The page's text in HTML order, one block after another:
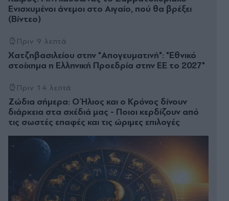
Ενισχυμένοι άνεμοι στο Αιγαίο, πού θα βρέξει
(Βίντεο)
Πριν 9 λεπτά
Χατζηβασιλείου στην "Απογευματινή": "Εθνικό
στοίχηµα η Ελληνική Προεδρία στην ΕΕ το 2027"
Πριν 14 λεπτά
Ζώδια σήμερα: Ο Ήλιος και ο Κρόνος δίνουν
διάρκεια στα σχέδιά μας - Ποιοι κερδίζουν από
τις σωστές επαφές και τις ώριμες επιλογές